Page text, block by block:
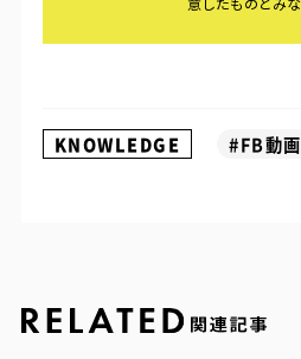
KNOWLEDGE #FB動画